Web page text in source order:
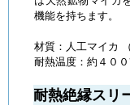
機能を持ちます。
材質：人工マイカ
耐熱温度：約４０
耐熱絶縁スリ